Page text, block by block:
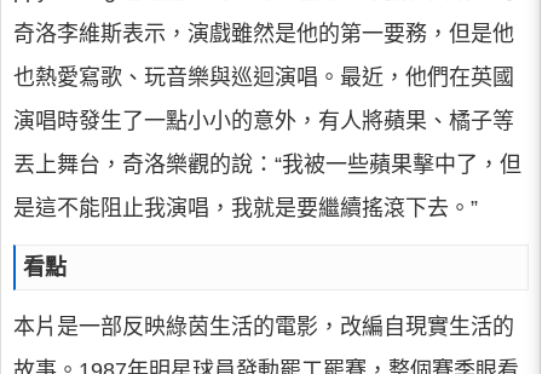
奇洛李維斯表示，演戲雖然是他的第一要務，但是他
也熱愛寫歌、玩音樂與巡迴演唱。最近，他們在英國
演唱時發生了一點小小的意外，有人將蘋果、橘子等
丟上舞台，奇洛樂觀的說：“我被一些蘋果擊中了，但
是這不能阻止我演唱，我就是要繼續搖滾下去。”
看點
本片是一部反映綠茵生活的電影，改編自現實生活的